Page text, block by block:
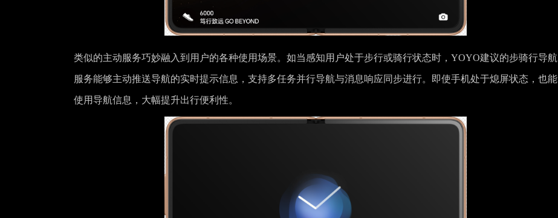
类似的主动服务巧妙融入到用户的各种使用场景。如当感知用户处于步行或骑行状态时，YOYO建议的步骑行导航
服务能够主动推送导航的实时提示信息，支持多任务并行导航与消息响应同步进行。即使手机处于熄屏状态，也能
使用导航信息，大幅提升出行便利性。